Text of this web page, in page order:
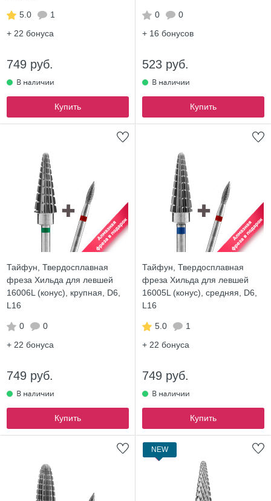
5.0
1
+ 22 бонуса
749 руб.
Купить
0
0
+ 16 бонусов
523 руб.
Купить
Тайфун, Твердосплавная
фреза Хильда для левшей
16006L (конус), крупная, D6,
L16
0
0
+ 22 бонуса
749 руб.
Купить
Тайфун, Твердосплавная
фреза Хильда для левшей
16005L (конус), средняя, D6,
L16
5.0
1
+ 22 бонуса
749 руб.
Купить
ХИТ
NEW